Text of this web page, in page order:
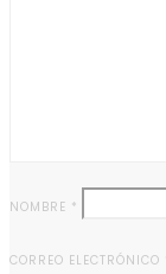
NOMBRE *
CORREO ELECTRÓNICO